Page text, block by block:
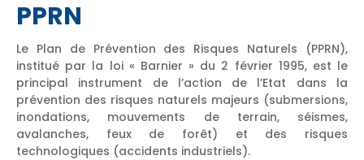
PPRN
Le Plan de Prévention des Risques Naturels (PPRN),
institué par la loi « Barnier » du 2 février 1995, est le
principal instrument de l’action de l’Etat dans la
prévention des risques naturels majeurs (submersions,
inondations, mouvements de terrain, séismes,
avalanches, feux de forêt) et des risques
technologiques (accidents industriels).